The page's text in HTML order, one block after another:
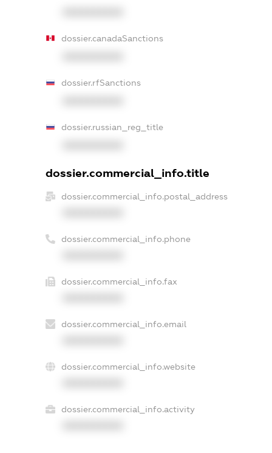
dossier.canadaSanctions
dossier.rfSanctions
dossier.russian_reg_title
dossier.commercial_info.title
dossier.commercial_info.postal_address
dossier.commercial_info.phone
dossier.commercial_info.fax
dossier.commercial_info.email
dossier.commercial_info.website
dossier.commercial_info.activity